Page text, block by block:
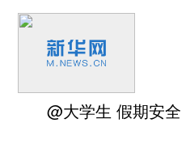
@大学生 假期安全